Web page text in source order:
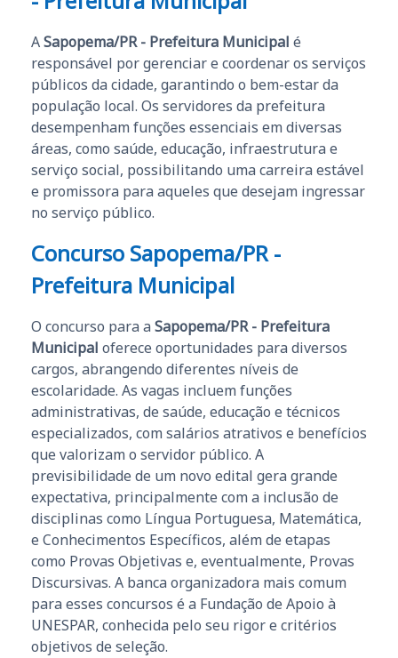
ASapopema/PR - Prefeitura Municipal é
responsável por gerenciar e coordenar os serviços
públicos da cidade, garantindo o bem-estar da
população local. Os servidores da prefeitura
desempenham funções essenciais em diversas
áreas, como saúde, educação, infraestrutura e
serviço social, possibilitando uma carreira estável
e promissora para aqueles que desejam ingressar
no serviço público.
Concurso Sapopema/PR -
Prefeitura Municipal
O concurso para a Sapopema/PR - Prefeitura
Municipal oferece oportunidades para diversos
cargos, abrangendo diferentes níveis de
escolaridade. As vagas incluem funções
administrativas, de saúde, educação e técnicos
especializados, com salários atrativos e benefícios
que valorizam o servidor público. A
previsibilidade de um novo edital gera grande
expectativa, principalmente com a inclusão de
disciplinas como Língua Portuguesa, Matemática,
e Conhecimentos Específicos, além de etapas
como Provas Objetivas e, eventualmente, Provas
Discursivas. A banca organizadora mais comum
para esses concursos é a Fundação de Apoio à
UNESPAR, conhecida pelo seu rigor e critérios
objetivos de seleção.